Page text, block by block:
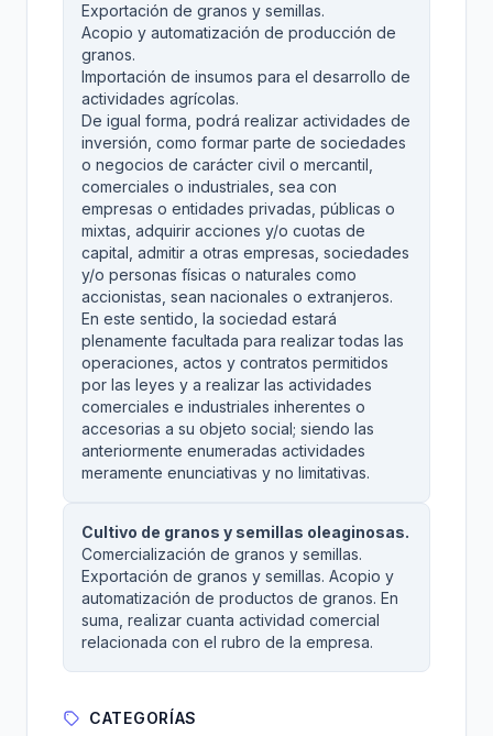
Exportación de granos y semillas.
Acopio y automatización de producción de
granos.
Importación de insumos para el desarrollo de
actividades agrícolas.
De igual forma, podrá realizar actividades de
inversión, como formar parte de sociedades
o negocios de carácter civil o mercantil,
comerciales o industriales, sea con
empresas o entidades privadas, públicas o
mixtas, adquirir acciones y/o cuotas de
capital, admitir a otras empresas, sociedades
y/o personas físicas o naturales como
accionistas, sean nacionales o extranjeros.
En este sentido, la sociedad estará
plenamente facultada para realizar todas las
operaciones, actos y contratos permitidos
por las leyes y a realizar las actividades
comerciales e industriales inherentes o
accesorias a su objeto social; siendo las
anteriormente enumeradas actividades
meramente enunciativas y no limitativas.
Cultivo de granos y semillas oleaginosas.
Comercialización de granos y semillas.
Exportación de granos y semillas. Acopio y
automatización de productos de granos. En
suma, realizar cuanta actividad comercial
relacionada con el rubro de la empresa.
CATEGORÍAS